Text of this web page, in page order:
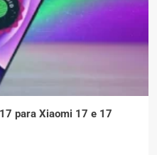
para Xiaomi 17 e 17